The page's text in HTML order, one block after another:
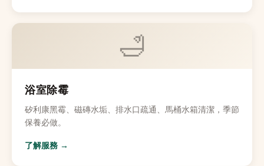
🛁
浴室除霉
矽利康黑霉、磁磚水垢、排水口疏通、馬桶水箱清潔，季節
保養必做。
了解服務 →